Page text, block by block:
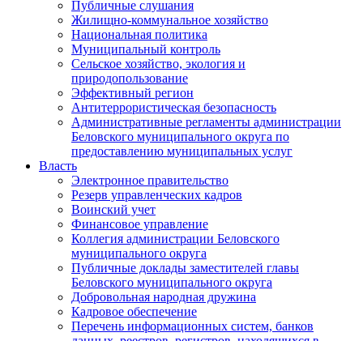
Публичные слушания
Жилищно-коммунальное хозяйство
Национальная политика
Муниципальный контроль
Сельское хозяйство, экология и
природопользование
Эффективный регион
Антитеррористическая безопасность
Административные регламенты администрации
Беловского муниципального округа по
предоставлению муниципальных услуг
Власть
Электронное правительство
Резерв управленческих кадров
Воинский учет
Финансовое управление
Коллегия администрации Беловского
муниципального округа
Публичные доклады заместителей главы
Беловского муниципального округа
Добровольная народная дружина
Кадровое обеспечение
Перечень информационных систем, банков